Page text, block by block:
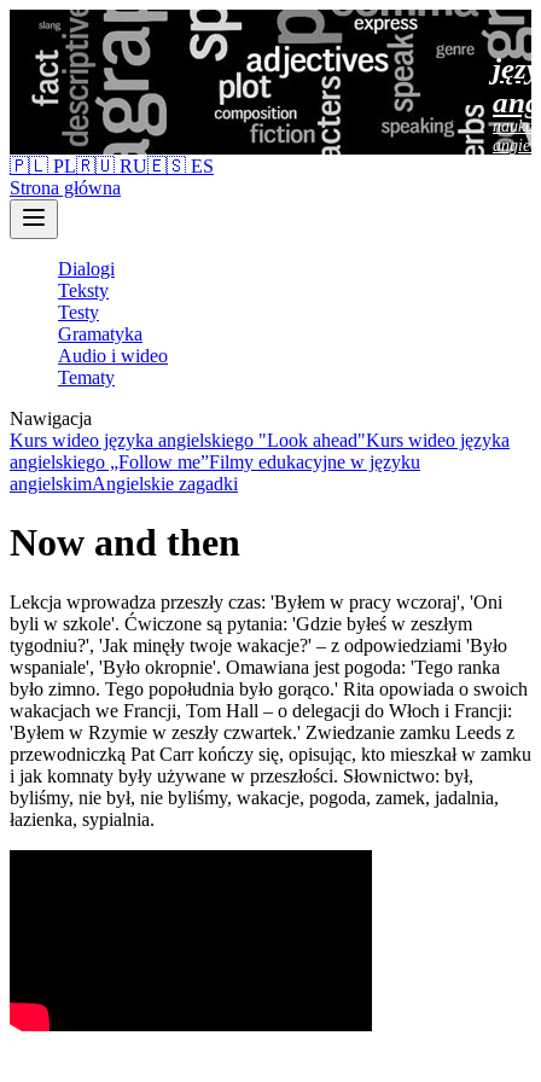
nauka
🇵🇱 PL🇷🇺 RU🇪🇸 ES
Strona główna
Dialogi
Teksty
Testy
Gramatyka
Audio i wideo
Tematy
Nawigacja
Kurs wideo języka angielskiego "Look ahead"Kurs wideo języka
angielskiego „Follow me”Filmy edukacyjne w języku
angielskimAngielskie zagadki
Now and then
Lekcja wprowadza przeszły czas: 'Byłem w pracy wczoraj', 'Oni
byli w szkole'. Ćwiczone są pytania: 'Gdzie byłeś w zeszłym
tygodniu?', 'Jak minęły twoje wakacje?' – z odpowiedziami 'Było
wspaniale', 'Było okropnie'. Omawiana jest pogoda: 'Tego ranka
było zimno. Tego popołudnia było gorąco.' Rita opowiada o swoich
wakacjach we Francji, Tom Hall – o delegacji do Włoch i Francji:
'Byłem w Rzymie w zeszły czwartek.' Zwiedzanie zamku Leeds z
przewodniczką Pat Carr kończy się, opisując, kto mieszkał w zamku
i jak komnaty były używane w przeszłości. Słownictwo: był,
byliśmy, nie był, nie byliśmy, wakacje, pogoda, zamek, jadalnia,
łazienka, sypialnia.